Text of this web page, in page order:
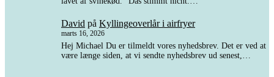
David på Kyllingeoverlår i airfryer
marts 16, 2026
Hej Michael Du er tilmeldt vores nyhedsbrev. Det er ved at
være længe siden, at vi sendte nyhedsbrev ud senest,…